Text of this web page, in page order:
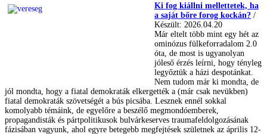
Ki fog kiállni mellettetek, ha
a saját bőre forog kockán? /
Készült: 2026.04.20
Már eltelt több mint egy hét az
ominózus fülkeforradalom 2.0
óta, de most is ugyanolyan
jóleső érzés leírni, hogy tényleg
legyőztük a házi despotánkat.
Nem tudom már ki mondta, de
jól mondta, hogy a fiatal demokraták elkergették a (már csak nevükben)
fiatal demokraták szövetségét a bús picsába. Lesznek ennél sokkal
komolyabb témáink, de egyelőre a beszélő megmondóemberek,
propagandisták és pártpolitikusok bulvárkeserves traumafeldolgozásának
fázisában vagyunk, ahol egyre betegebb megfejtések születnek az április 12-